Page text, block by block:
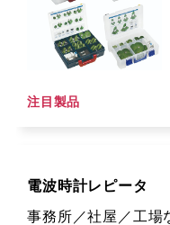
注目製品
電波時計レピータ
事務所／社屋／工場